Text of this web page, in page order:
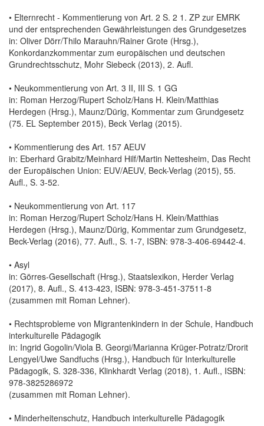
• Elternrecht - Kommentierung von Art. 2 S. 2 1. ZP zur EMRK
und der entsprechenden Gewährleistungen des Grundgesetzes
in: Oliver Dörr/Thilo Marauhn/Rainer Grote (Hrsg.),
Konkordanzkommentar zum europäischen und deutschen
Grundrechtsschutz, Mohr Siebeck (2013), 2. Aufl.
• Neukommentierung von Art. 3 II, III S. 1 GG
in: Roman Herzog/Rupert Scholz/Hans H. Klein/Matthias
Herdegen (Hrsg.), Maunz/Dürig, Kommentar zum Grundgesetz
(75. EL September 2015), Beck Verlag (2015).
• Kommentierung des Art. 157 AEUV
in: Eberhard Grabitz/Meinhard Hilf/Martin Nettesheim, Das Recht
der Europäischen Union: EUV/AEUV, Beck-Verlag (2015), 55.
Aufl., S. 3-52.
• Neukommentierung von Art. 117
in: Roman Herzog/Rupert Scholz/Hans H. Klein/Matthias
Herdegen (Hrsg.), Maunz/Dürig, Kommentar zum Grundgesetz,
Beck-Verlag (2016), 77. Aufl., S. 1-7, ISBN: 978-3-406-69442-4.
• Asyl
in: Görres-Gesellschaft (Hrsg.), Staatslexikon, Herder Verlag
(2017), 8. Aufl., S. 413-423, ISBN: 978-3-451-37511-8
(zusammen mit Roman Lehner).
• Rechtsprobleme von Migrantenkindern in der Schule, Handbuch
interkulturelle Pädagogik
in: Ingrid Gogolin/Viola B. Georgi/Marianna Krüger-Potratz/Drorit
Lengyel/Uwe Sandfuchs (Hrsg.), Handbuch für Interkulturelle
Pädagogik, S. 328-336, Klinkhardt Verlag (2018), 1. Aufl., ISBN:
978-3825286972
(zusammen mit Roman Lehner).
• Minderheitenschutz, Handbuch interkulturelle Pädagogik